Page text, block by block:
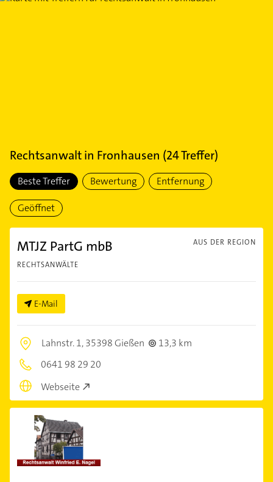
Rechtsanwaltin Fronhausen (24Treffer)
Beste Treffer Bewertung Entfernung
Geöffnet
AUS DER REGION
MTJZ PartG mbB
RECHTSANWÄLTE
E-Mail
Lahnstr. 1,35398 Gießen
13,3 km
0641 98 29 20
Webseite